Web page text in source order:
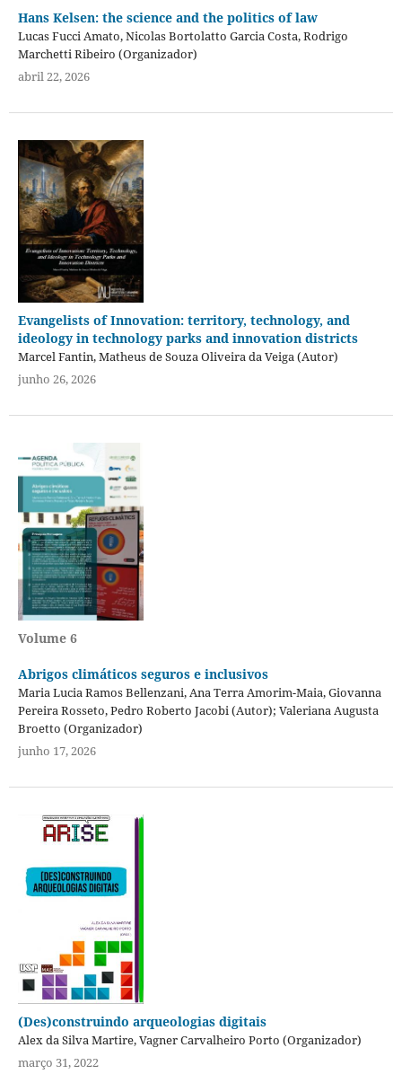
Hans Kelsen: the science and the politics of law
Lucas Fucci Amato, Nicolas Bortolatto Garcia Costa, Rodrigo
Marchetti Ribeiro (Organizador)
abril 22, 2026
Evangelists of Innovation: territory, technology, and
ideology in technology parks and innovation districts
Marcel Fantin, Matheus de Souza Oliveira da Veiga (Autor)
junho 26, 2026
Volume 6
Abrigos climáticos seguros e inclusivos
Maria Lucia Ramos Bellenzani, Ana Terra Amorim-Maia, Giovanna
Pereira Rosseto, Pedro Roberto Jacobi (Autor); Valeriana Augusta
Broetto (Organizador)
junho 17, 2026
(Des)construindo arqueologias digitais
Alex da Silva Martire, Vagner Carvalheiro Porto (Organizador)
março 31, 2022